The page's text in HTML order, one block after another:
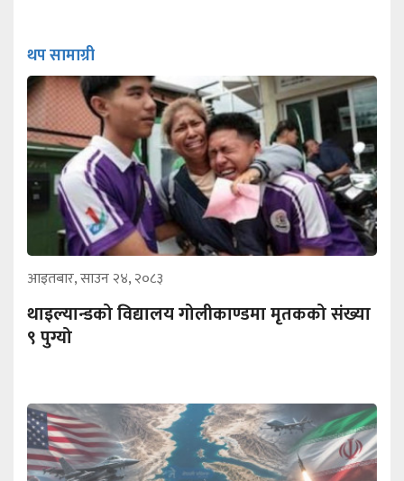
थप सामाग्री
आइतबार, साउन २४, २०८३
थाइल्यान्डको विद्यालय गोलीकाण्डमा मृतकको संख्या
९ पुग्यो